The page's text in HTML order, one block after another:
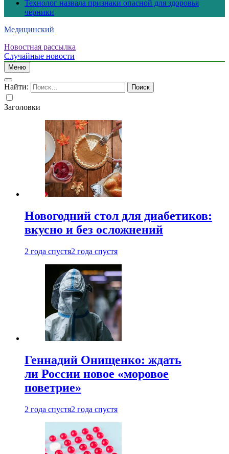
Технолог назвала признаки опасной для здоровья
черники
Медицинский
Новостная рассылка
Случайные новости
Меню
Найти:
Заголовки
Новогодний стол для диабетиков:
вкусно и без осложнений
2 года спустя2 года спустя
Геннадий Онищенко: ждать
ли России новое «моровое
поветрие»
2 года спустя2 года спустя